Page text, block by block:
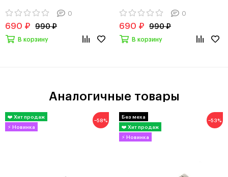
0
690 ₽ 990 ₽
В корзину
0
690 ₽ 990 ₽
В корзину
Аналогичные товары
−58% −53%